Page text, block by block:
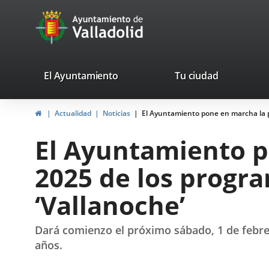
Portal
Web
Ayuntamiento
de
valladolid.es
El Ayuntamiento Tu ciudad
HomeActualidad Noticias El Ayuntamiento pone en marcha la
El Ayuntamiento
2025 de los
‘Vallanoche’
Dará comienzo el próximo sábado, 1 de
años.